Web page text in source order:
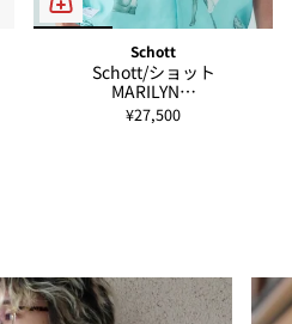
Schott
Schott/ショット
MARILYN…
¥27,500